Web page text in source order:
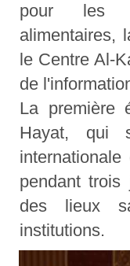
pour les
alimentaires,
le Centre Al-
de
La première
Hayat, qui
pendant trois
des lieux
institutions.